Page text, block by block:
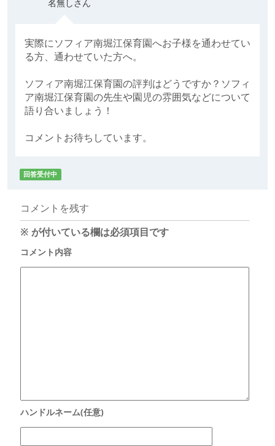
名無しさん
実際にソフィア南堀江保育園へお子様を通わせてい
る方、通わせていた方へ。
ソフィア南堀江保育園の評判はどうですか？ソフィ
ア南堀江保育園の先生や園児の雰囲気などについて
語り合いましょう！
コメントお待ちしています。
回答受付中
コメントを残す
※ が付いている欄は必須項目です